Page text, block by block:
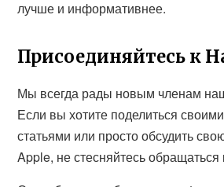
лучше и информативнее.
Присоединяйтесь к
Мы всегда рады новым членам
Если вы хотите поделиться
статьями или просто обсудить
Apple, не стесняйтесь обращаться